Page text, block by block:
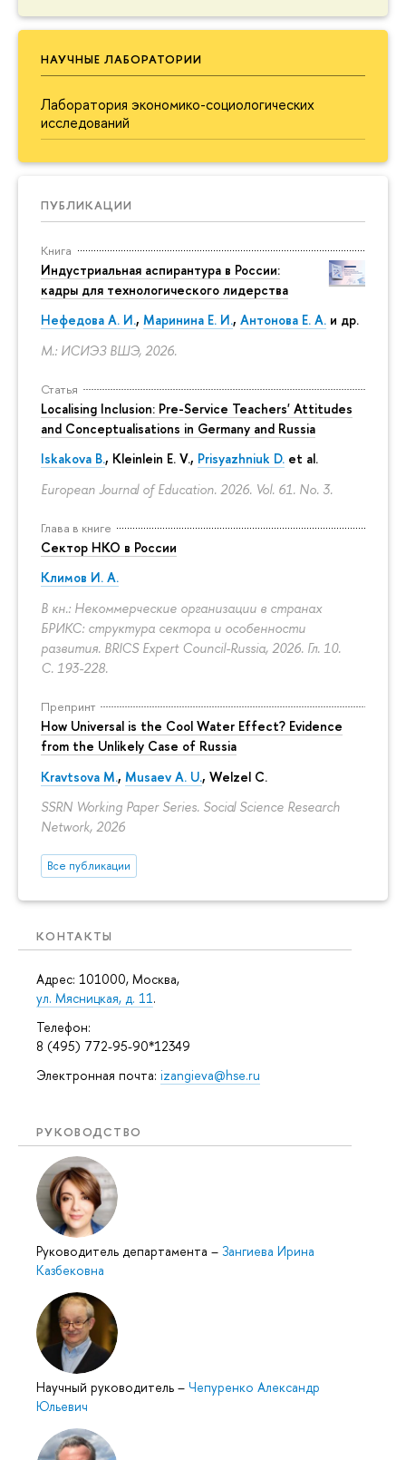
НАУЧНЫЕ ЛАБОРАТОРИИ
Лаборатория экономико-социологических
исследований
ПУБЛИКАЦИИ
Книга
Индустриальная аспирантура в России:
кадры для технологического лидерства
Нефедова А. И., Маринина Е. И., Антонова Е. А. и др.
М.: ИСИЭЗ ВШЭ, 2026.
Статья
Localising Inclusion: Pre-Service Teachers' Attitudes
and Conceptualisations in Germany and Russia
Iskakova B., Kleinlein E. V., Prisyazhniuk D. et al.
European Journal of Education. 2026. Vol. 61. No. 3.
Глава в книге
Сектор НКО в России
Климов И. А.
В кн.: Некоммерческие организации в странах
БРИКС: структура сектора и особенности
развития. BRICS Expert Council-Russia, 2026. Гл. 10.
С. 193-228.
Препринт
How Universal is the Cool Water Effect? Evidence
from the Unlikely Case of Russia
Kravtsova M., Musaev A. U., Welzel C.
SSRN Working Paper Series. Social Science Research
Network, 2026
Все публикации
КОНТАКТЫ
Адрес: 101000, Москва,
ул. Мясницкая, д. 11.
Телефон:
8 (495) 772-95-90*12349
Электронная почта: izangieva@hse.ru
РУКОВОДСТВО
Руководитель департамента – Зангиева Ирина
Казбековна
Научный руководитель – Чепуренко Александр
Юльевич